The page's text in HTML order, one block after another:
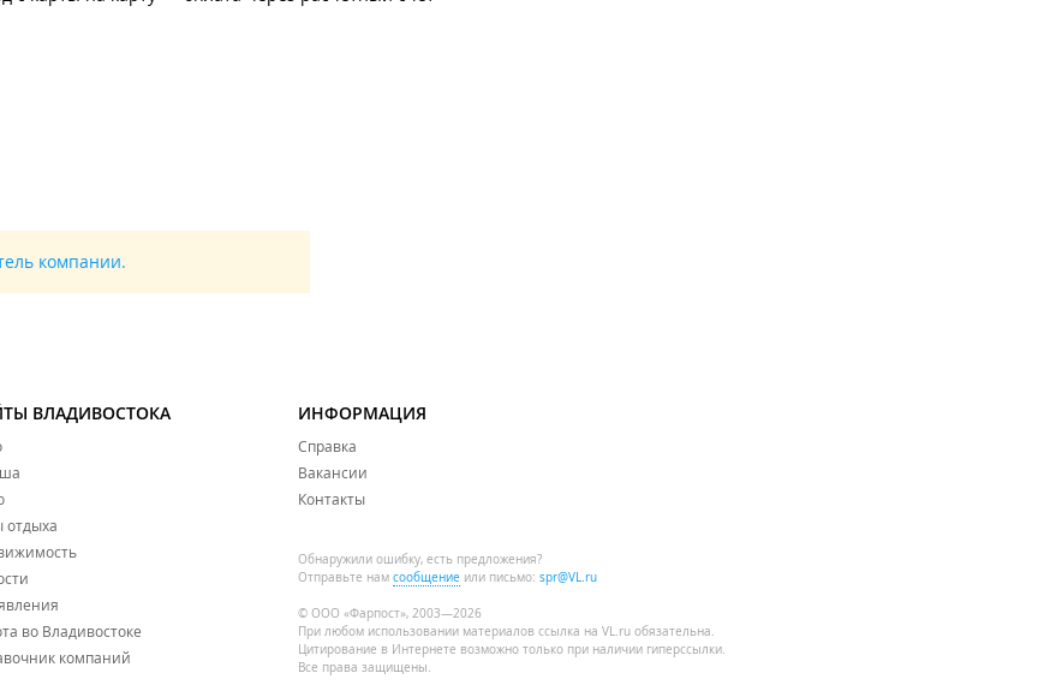
компании.
ВЛАДИВОСТОКА
отдыха
во Владивостоке
компаний
ИНФОРМАЦИЯ
Справка
Вакансии
Контакты
Обнаружили ошибку, есть предложения?
Отправьте нам сообщение или письмо: spr@VL.ru
© ООО «Фарпост», 2003—2026
При любом использовании материалов ссылка на VL.ru обязательна.
Цитирование в Интернете возможно только при наличии гиперссылки.
Все права защищены.